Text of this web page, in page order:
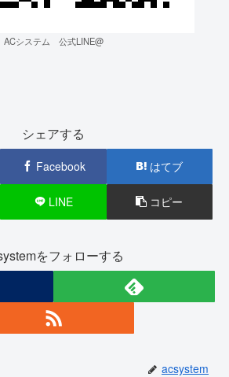
ACシステム 公式LINE@
シェアする
Facebook はてブ
LINE コピー
をフォローする
acsystem